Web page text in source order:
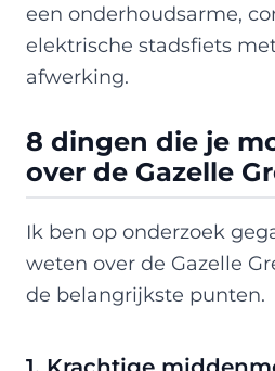
een onderhoudsarme,
elektrische stadsfiets
afwerking.
8 dingen die je
over de Gazelle
Ik ben op onderzoek
weten over de Gazelle
de belangrijkste punten.